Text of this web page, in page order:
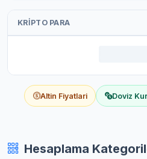
KRIPTO PARA
Altin Fiyatlari Doviz
Hesaplama